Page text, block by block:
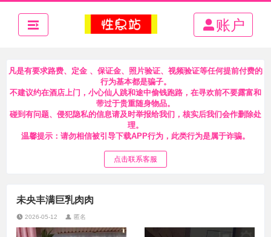
账户
凡是有要求路费、定金 、保证金、照片验证、视频验证等任何提前付费的
行为基本都是骗子。
不建议约在酒店上门，小心仙人跳和途中偷钱跑路，在寻欢前不要露富和
带过于贵重随身物品。
碰到有问题、侵犯隐私的信息请及时举报给我们，核实后我们会作删除处
理。
温馨提示：请勿相信被引导下载APP行为，此类行为是属于诈骗。
点击联系客服
未央丰满巨乳肉肉
2026-05-12 匿名